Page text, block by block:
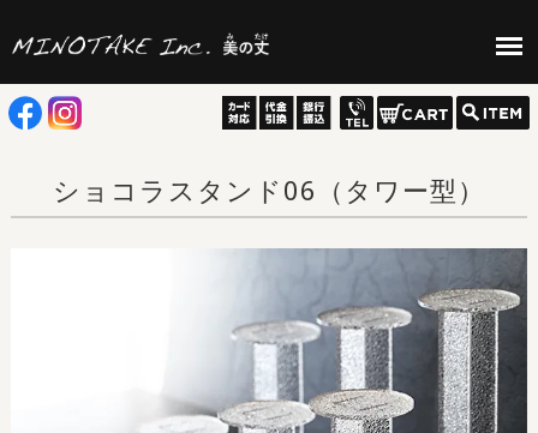
ショコラスタンド06（タワー型）